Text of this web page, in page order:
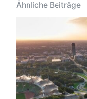
Ähnliche Beiträge